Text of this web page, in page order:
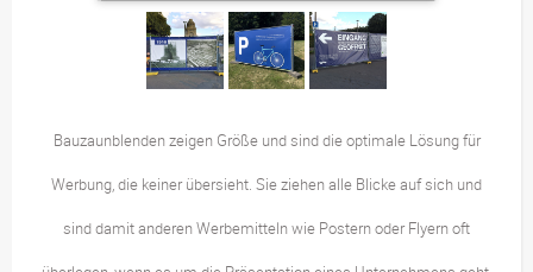
Bauzaunblenden zeigen Größe und sind die optimale Lösung für
Werbung, die keiner übersieht. Sie ziehen alle Blicke auf sich und
sind damit anderen Werbemitteln wie Postern oder Flyern oft